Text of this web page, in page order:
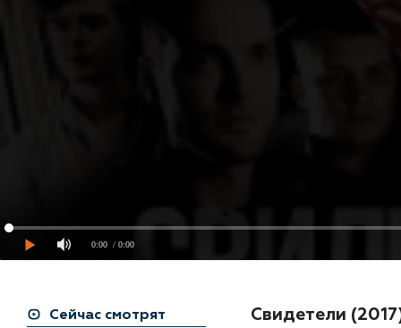
0:00 / 0:00
Свидетели
Сейчас смотрят